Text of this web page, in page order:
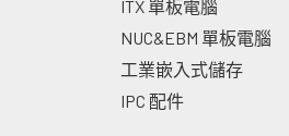
ITX 單板電腦
NUC&EBM 單板電腦
工業嵌入式儲存
IPC 配件